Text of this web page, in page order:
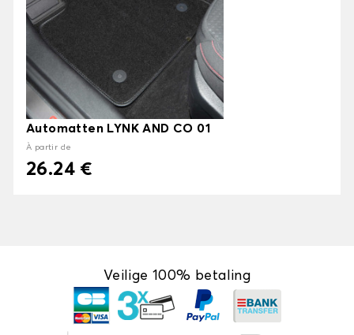
Automatten LYNK AND CO 01
À partir de
26.24 €
Veilige 100% betaling